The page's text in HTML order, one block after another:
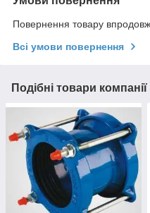
Повернення товару
Всі умови повернення
Подібні товари компанії